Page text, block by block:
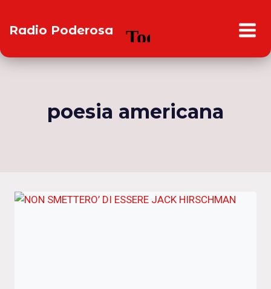
Radio Poderosa
poesia americana